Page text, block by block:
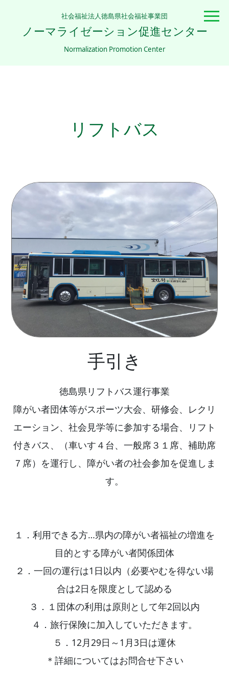
社会福祉法人徳島県社会福祉事業団
ノーマライゼーション促進センター
Normalization Promotion Center
リフトバス
手引き
徳島県リフトバス運行事業
障がい者団体等がスポーツ大会、研修会、レクリ
エーション、社会見学等に参加する場合、リフト
付きバス、（車いす４台、一般席３１席、補助席
７席）を運行し、障がい者の社会参加を促進しま
す。
１．利用できる方…県内の障がい者福祉の増進を
目的とする障がい者関係団体
２．一回の運行は1日以内（必要やむを得ない場
合は2日を限度として認める
３．１団体の利用は原則として年2回以内
４．旅行保険に加入していただきます。
５．12月29日～1月3日は運休
＊詳細についてはお問合せ下さい